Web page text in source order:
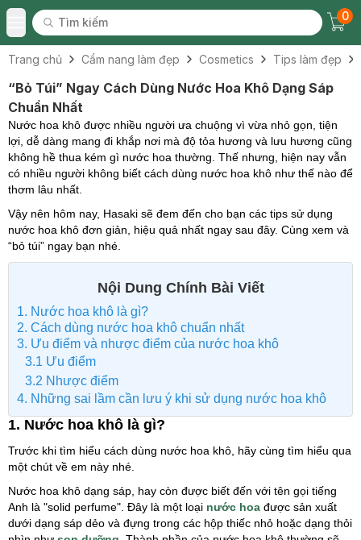
Toggle Menu
Tìm kiếm
Tìm kiếm
0
Trang chủ Cẩm nang làm đẹp Cosmetics Tips làm đẹp
“Bỏ Túi” Ngay Cách Dùng Nước Hoa Khô Dạng Sáp
Chuẩn Nhất
Nước hoa khô được nhiều người ưa chuộng vì vừa nhỏ gọn, tiện
lợi, dễ dàng mang đi khắp nơi mà độ tỏa hương và lưu hương cũng
không hề thua kém gì nước hoa thường. Thế nhưng, hiện nay vẫn
có nhiều người không biết cách dùng nước hoa khô như thế nào để
thơm lâu nhất.
Vậy nên hôm nay, Hasaki sẽ đem đến cho bạn các tips sử dụng
nước hoa khô đơn giản, hiệu quả nhất ngay sau đây. Cùng xem và
“bỏ túi” ngay bạn nhé.
Nội Dung Chính Bài Viết
1. Nước hoa khô là gì?
2. Cách dùng nước hoa khô chuẩn nhất
3. Ưu điểm và nhược điểm của nước hoa khô
3.1 Ưu điểm
3.2 Nhược điểm
4. Những sai lầm cần lưu ý khi sử dụng nước hoa khô
1. Nước hoa khô là gì?
Trước khi tìm hiểu cách dùng nước hoa khô, hãy cùng tìm hiểu qua
một chút về em này nhé.
Nước hoa khô dạng sáp, hay còn được biết đến với tên gọi tiếng
Anh là "solid perfume". Đây là một loại nước hoa được sản xuất
dưới dạng sáp dẻo và đựng trong các hộp thiếc nhỏ hoặc dạng thỏi